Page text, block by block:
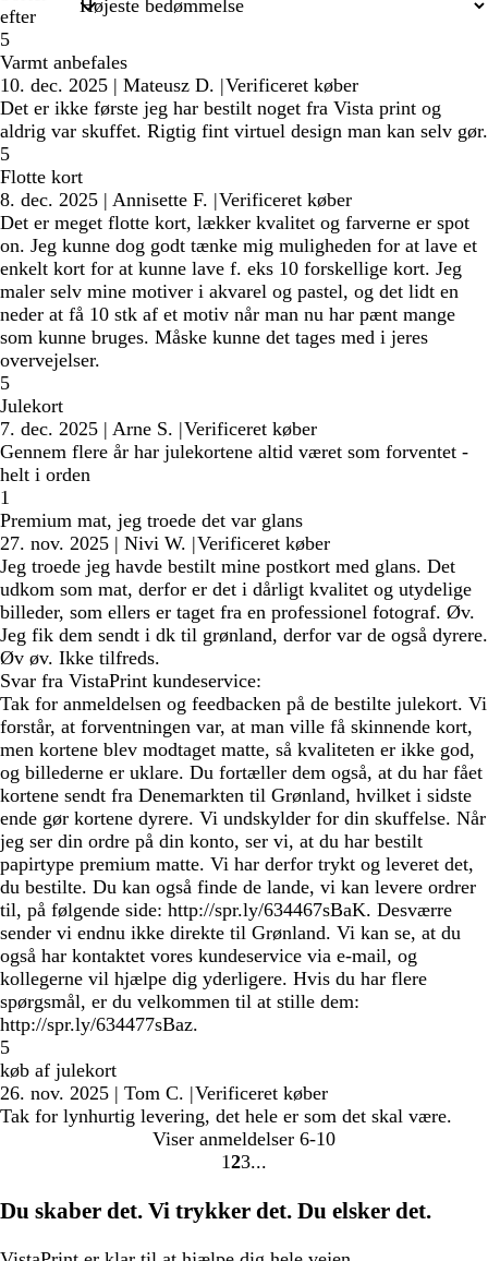
efter
5
Varmt anbefales
10. dec. 2025 | Mateusz D. |Verificeret køber
Det er ikke første jeg har bestilt noget fra Vista print og
aldrig var skuffet. Rigtig fint virtuel design man kan selv gør.
5
Flotte kort
8. dec. 2025 | Annisette F. |Verificeret køber
Det er meget flotte kort, lækker kvalitet og farverne er spot
on. Jeg kunne dog godt tænke mig muligheden for at lave et
enkelt kort for at kunne lave f. eks 10 forskellige kort. Jeg
maler selv mine motiver i akvarel og pastel, og det lidt en
neder at få 10 stk af et motiv når man nu har pænt mange
som kunne bruges. Måske kunne det tages med i jeres
overvejelser.
5
Julekort
7. dec. 2025 | Arne S. |Verificeret køber
Gennem flere år har julekortene altid været som forventet -
helt i orden
1
Premium mat, jeg troede det var glans
27. nov. 2025 | Nivi W. |Verificeret køber
Jeg troede jeg havde bestilt mine postkort med glans. Det
udkom som mat, derfor er det i dårligt kvalitet og utydelige
billeder, som ellers er taget fra en professionel fotograf. Øv.
Jeg fik dem sendt i dk til grønland, derfor var de også dyrere.
Øv øv. Ikke tilfreds.
Svar fra VistaPrint kundeservice:
Tak for anmeldelsen og feedbacken på de bestilte julekort. Vi
forstår, at forventningen var, at man ville få skinnende kort,
men kortene blev modtaget matte, så kvaliteten er ikke god,
og billederne er uklare. Du fortæller dem også, at du har fået
kortene sendt fra Denemarkten til Grønland, hvilket i sidste
ende gør kortene dyrere. Vi undskylder for din skuffelse. Når
jeg ser din ordre på din konto, ser vi, at du har bestilt
papirtype premium matte. Vi har derfor trykt og leveret det,
du bestilte. Du kan også finde de lande, vi kan levere ordrer
til, på følgende side: http://spr.ly/634467sBaK. Desværre
sender vi endnu ikke direkte til Grønland. Vi kan se, at du
også har kontaktet vores kundeservice via e-mail, og
kollegerne vil hjælpe dig yderligere. Hvis du har flere
spørgsmål, er du velkommen til at stille dem:
http://spr.ly/634477sBaz.
5
køb af julekort
26. nov. 2025 | Tom C. |Verificeret køber
Tak for lynhurtig levering, det hele er som det skal være.
Viser anmeldelser 6-10
Gå
side
1 Gå
side
2Gå
side
3
Du skaber det. Vi trykker det. Du elsker det.